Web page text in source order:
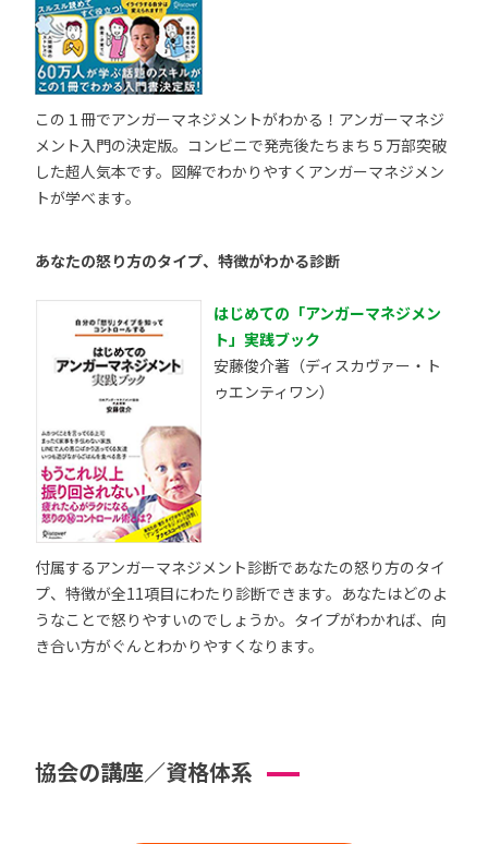
この１冊でアンガーマネジメントがわかる！アンガーマネジ
メント入門の決定版。コンビニで発売後たちまち５万部突破
した超人気本です。図解でわかりやすくアンガーマネジメン
トが学べます。
あなたの怒り方のタイプ、特徴がわかる診断
はじめての「アンガーマネジメン
ト」実践ブック
安藤俊介著（ディスカヴァー・ト
ゥエンティワン）
付属するアンガーマネジメント診断であなたの怒り方のタイ
プ、特徴が全11項目にわたり診断できます。あなたはどのよ
うなことで怒りやすいのでしょうか。タイプがわかれば、向
き合い方がぐんとわかりやすくなります。
協会の講座／資格体系